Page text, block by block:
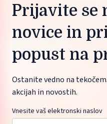
Prijavite se
novice in
popust na
Ostanite vedno na
akcijah in novostih.
Vnesite vaš elektronski naslov